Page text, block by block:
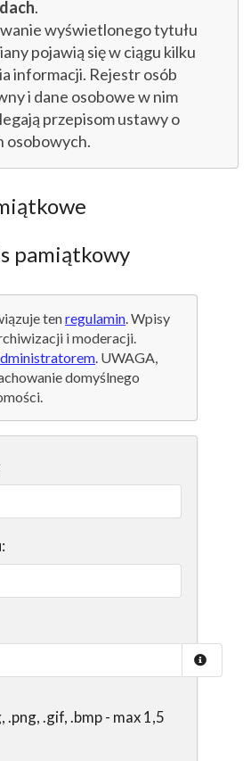
.
wyświetlonego tytułu
pojawią się w ciągu kilku
informacji. Rejestr osób
i dane osobowe w nim
przepisom ustawy o
osobowych.
pamiątkowy
tenregulamin. Wpisy
i moderacji.
. UWAGA,
domyślnego
.png, .gif, .bmp - max 1,5